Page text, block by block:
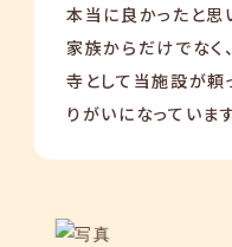
本当に良かったと思
家族からだけでなく
寺として当施設が頼
りがいになっています